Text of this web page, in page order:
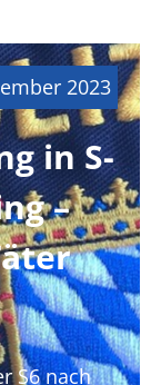
2023
in S-
–
S6 nach